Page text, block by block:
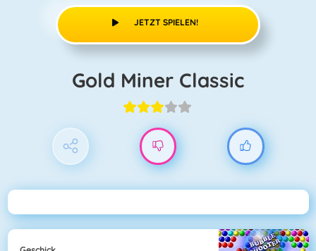
JETZT SPIELEN!
Gold Miner Classic